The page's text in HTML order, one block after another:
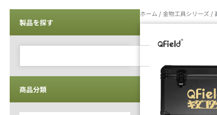
製品を探す
商品分類
ホーム /金物工具シリ一ズ/